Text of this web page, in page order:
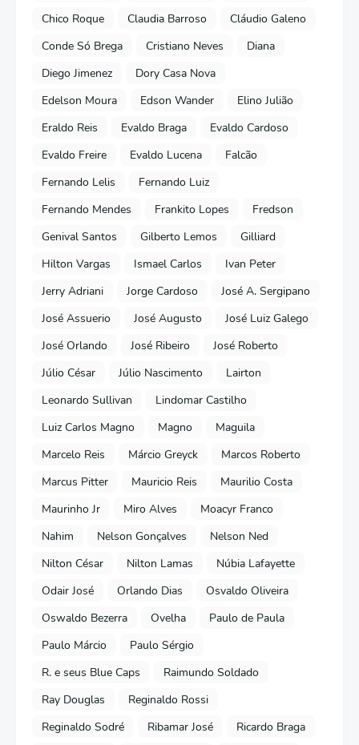
Chico Roque
Claudia Barroso
Cláudio Galeno
Conde Só Brega
Cristiano Neves
Diana
Diego Jimenez
Dory Casa Nova
Edelson Moura
Edson Wander
Elino Julião
Eraldo Reis
Evaldo Braga
Evaldo Cardoso
Evaldo Freire
Evaldo Lucena
Falcão
Fernando Lelis
Fernando Luiz
Fernando Mendes
Frankito Lopes
Fredson
Genival Santos
Gilberto Lemos
Gilliard
Hilton Vargas
Ismael Carlos
Ivan Peter
Jerry Adriani
Jorge Cardoso
José A. Sergipano
José Assuerio
José Augusto
José Luiz Galego
José Orlando
José Ribeiro
José Roberto
Júlio César
Júlio Nascimento
Lairton
Leonardo Sullivan
Lindomar Castilho
Luiz Carlos Magno
Magno
Maguila
Marcelo Reis
Márcio Greyck
Marcos Roberto
Marcus Pitter
Mauricio Reis
Maurilio Costa
Maurinho Jr
Miro Alves
Moacyr Franco
Nahim
Nelson Gonçalves
Nelson Ned
Nilton César
Nilton Lamas
Núbia Lafayette
Odair José
Orlando Dias
Osvaldo Oliveira
Oswaldo Bezerra
Ovelha
Paulo de Paula
Paulo Márcio
Paulo Sérgio
R. e seus Blue Caps
Raimundo Soldado
Ray Douglas
Reginaldo Rossi
Reginaldo Sodré
Ribamar José
Ricardo Braga